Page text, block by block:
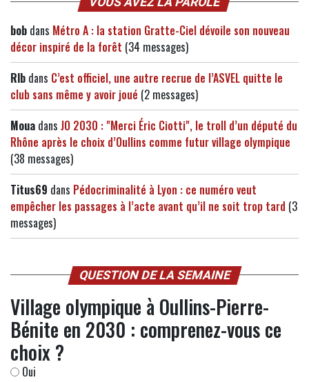
bob dans Métro A : la station Gratte-Ciel dévoile son nouveau
décor inspiré de la forêt (34 messages)
Rlb dans C’est officiel, une autre recrue de l’ASVEL quitte le
club sans même y avoir joué (2 messages)
Moua dans JO 2030 : "Merci Éric Ciotti", le troll d’un député du
Rhône après le choix d’Oullins comme futur village olympique
(38 messages)
Titus69 dans Pédocriminalité à Lyon : ce numéro veut
empêcher les passages à l’acte avant qu’il ne soit trop tard (3
messages)
QUESTION DE LA SEMAINE
Village olympique à Oullins-Pierre-
Bénite en 2030 : comprenez-vous ce
choix ?
Oui